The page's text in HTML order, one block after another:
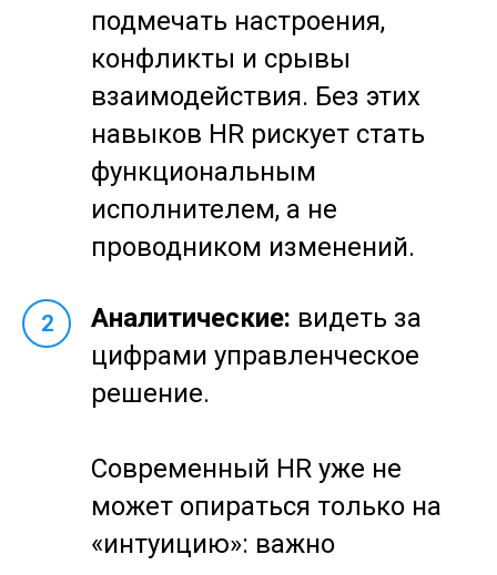
подмечать настроения,
конфликты и срывы
взаимодействия. Без этих
навыков HR рискует стать
функциональным
исполнителем, а не
проводником изменений.
2 Аналитические: видеть за
цифрами управленческое
решение.
Современный HR уже не
может опираться только на
«интуицию»: важно